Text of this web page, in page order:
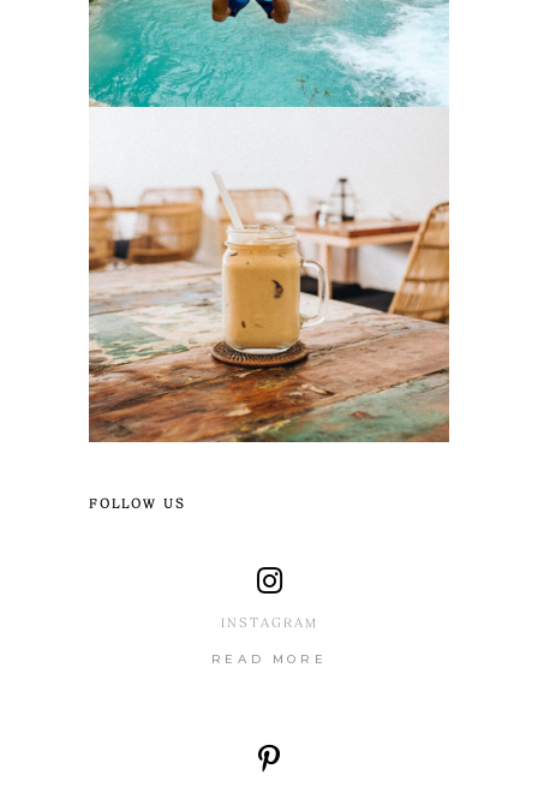
FOLLOW US
INSTAGRAM
READ MORE